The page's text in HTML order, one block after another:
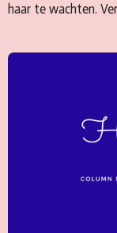
haar te wachten.